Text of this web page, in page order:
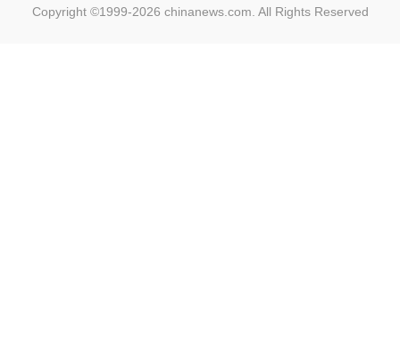
Copyright ©1999-2026 chinanews.com. All Rights Reserved